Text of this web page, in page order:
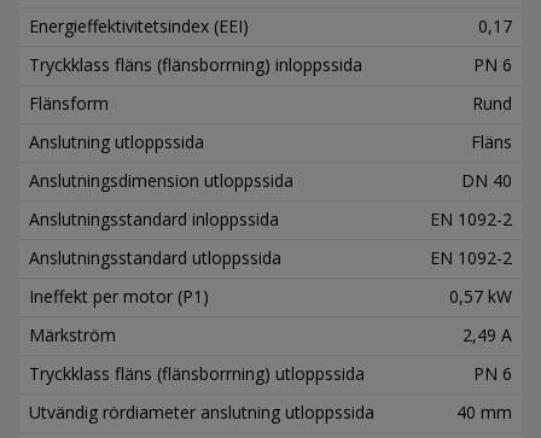
Energieffektivitetsindex (EEI)
0,17
Tryckklass fläns (flänsborrning) inloppssida
PN 6
Flänsform
Rund
Anslutning utloppssida
Fläns
Anslutningsdimension utloppssida
DN 40
Anslutningsstandard inloppssida
EN 1092-2
Anslutningsstandard utloppssida
EN 1092-2
Ineffekt per motor (P1)
0,57 kW
Märkström
2,49 A
Tryckklass fläns (flänsborrning) utloppssida
PN 6
Utvändig rördiameter anslutning utloppssida
40 mm